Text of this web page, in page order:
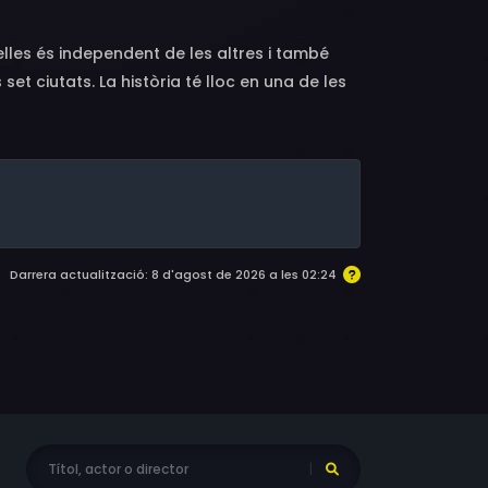
és independent de les altres i també
ciutats. La història té lloc en una de les
l'oceà, d'uns 30km de diàmetre) La torre
gratacels d'habitatges al voltant. La
dels crims. Daisuke Aurora és l'oficial de
fets i evitar que es produeixin. A
i humanitat, però no obstant això, ell en
ser assassinat per terroristes. Per sort
Jay.
Darrera actualització: 8 d'agost de 2026 a les 02:24